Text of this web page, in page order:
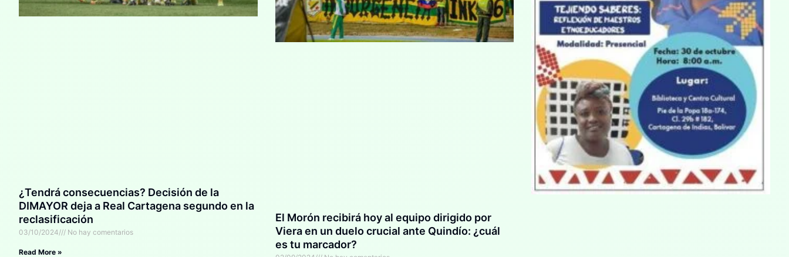
¿Tendrá consecuencias? Decisión de la
DIMAYOR deja a Real Cartagena segundo en la
reclasificación
03/10/2024 No hay comentarios
Read More »
El Morón recibirá hoy al equipo dirigido por
Viera en un duelo crucial ante Quindío: ¿cuál
es tu marcador?